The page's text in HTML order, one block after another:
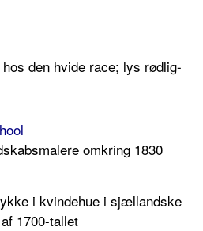
den hvide race; lys rødlig-
omkring 1830
i kvindehue i sjællandske
1700-tallet